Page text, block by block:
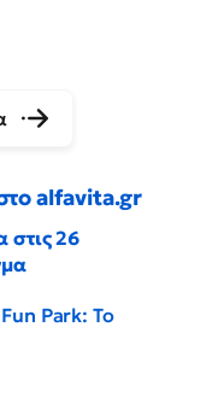
alfavita.gr
στις 26
Park: Το